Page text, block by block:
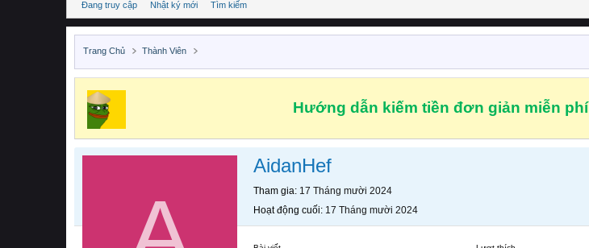
Đang truy cập Nhật ký mới Tìm kiếm
Trang Chủ Thành Viên
Hướng dẫn kiếm tiền đơn giản miễn phí
AidanHef
Tham gia 17 Tháng mười 2024
Hoạt động cuối 17 Tháng mười 2024